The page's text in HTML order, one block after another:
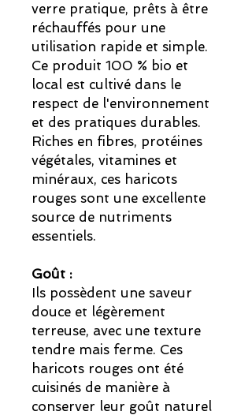
verre pratique, prêts à être
réchauffés pour une
utilisation rapide et simple.
Ce produit 100 % bio et
local est cultivé dans le
respect de l'environnement
et des pratiques durables.
Riches en fibres, protéines
végétales, vitamines et
minéraux, ces haricots
rouges sont une excellente
source de nutriments
essentiels.
Goût :
Ils possèdent une saveur
douce et légèrement
terreuse, avec une texture
tendre mais ferme. Ces
haricots rouges ont été
cuisinés de manière à
conserver leur goût naturel